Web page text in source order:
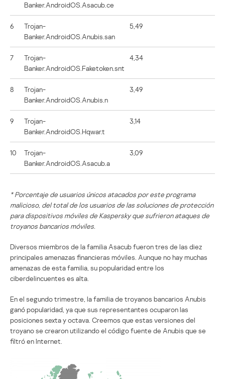
Banker.AndroidOS.Asacub.ce
6
Trojan-
Banker.AndroidOS.Anubis.san
5,49
7
Trojan-
Banker.AndroidOS.Faketoken.snt
4,34
8
Trojan-
Banker.AndroidOS.Anubis.n
3,49
9
Trojan-
Banker.AndroidOS.Hqwar.t
3,14
10
Trojan-
Banker.AndroidOS.Asacub.a
3,09
* Porcentaje de usuarios únicos atacados por este programa
malicioso, del total de los usuarios de las soluciones de protección
para dispositivos móviles de Kaspersky que sufrieron ataques de
troyanos bancarios móviles.
Diversos miembros de la familia Asacub fueron tres de las diez
principales amenazas financieras móviles. Aunque no hay muchas
amenazas de esta familia, su popularidad entre los
ciberdelincuentes es alta.
En el segundo trimestre, la familia de troyanos bancarios Anubis
ganó popularidad, ya que sus representantes ocuparon las
posiciones sexta y octava. Creemos que estas versiones del
troyano se crearon utilizando el código fuente de Anubis que se
filtró en Internet.